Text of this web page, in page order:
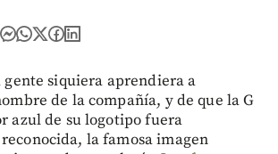
gente siquiera aprendiera a
de la compañía, y de que la G
azul de su logotipo fuera
la famosa imagen